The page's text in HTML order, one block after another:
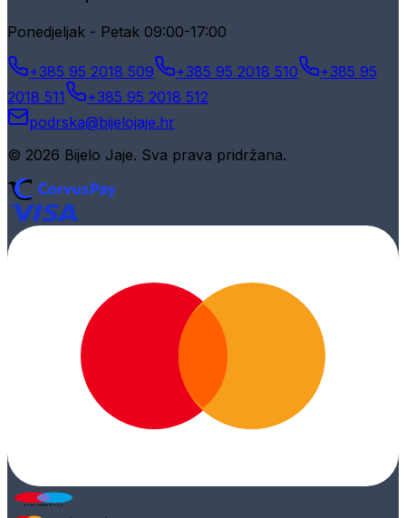
Ponedjeljak - Petak 09:00-17:00
+385 95 2018 509 +385 95 2018 510
+385 95
2018 511
+385 95 2018 512
podrska@bijelojaje.hr
© 2026 Bijelo Jaje. Sva prava pridržana.